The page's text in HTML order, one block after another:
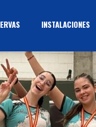
INSTALACIONES